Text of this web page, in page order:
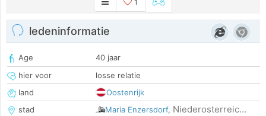
1
ledeninformatie
Age
40 jaar
hier voor
losse relatie
land
Oostenrijk
stad
Maria Enzersdorf, Niederosterreic...